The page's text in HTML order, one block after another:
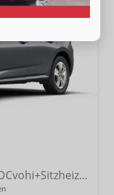
Selection 1.0 TSI DSG Kamera+PDCvohi+Sitzheizung+AppConnect+Sunset+Alu16